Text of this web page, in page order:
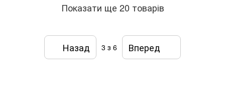
Показати ще 20 товарів
Назад 3 з 6 Вперед